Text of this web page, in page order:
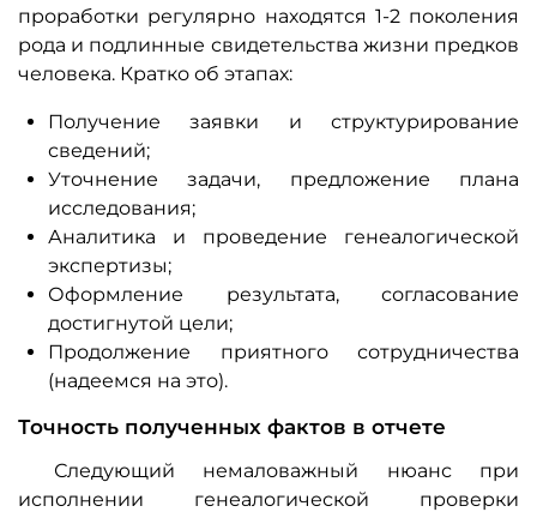
проработки регулярно находятся 1-2 поколения
рода и подлинные свидетельства жизни предков
человека. Кратко об этапах:
Получение заявки и структурирование
сведений;
Уточнение задачи, предложение плана
исследования;
Аналитика и проведение генеалогической
экспертизы;
Оформление результата, согласование
достигнутой цели;
Продолжение приятного сотрудничества
(надеемся на это).
Точность полученных фактов в отчете
Следующий немаловажный нюанс при
исполнении генеалогической проверки